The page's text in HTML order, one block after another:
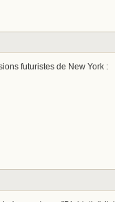
futuristes de New York :